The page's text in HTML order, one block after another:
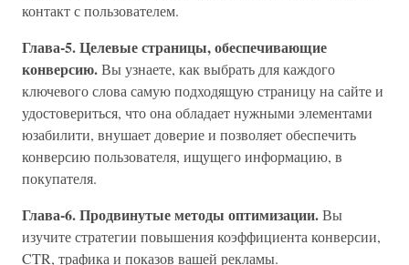
контакт с пользователем.
Глава-5. Целевые страницы, обеспечивающие
конверсию.Вы узнаете, как выбрать для каждого
ключевого слова самую подходящую страницу на сайте и
удостовериться, что она обладает нужными элементами
юзабилити, внушает доверие и позволяет обеспечить
конверсию пользователя, ищущего информацию, в
покупателя.
Глава-6. Продвинутые методы оптимизации.Вы
изучите стратегии повышения коэффициента конверсии,
CTR, трафика и показов вашей рекламы.